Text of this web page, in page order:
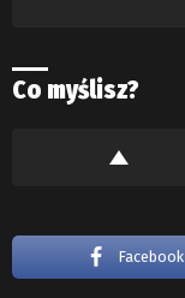
Co myślisz?
Facebook